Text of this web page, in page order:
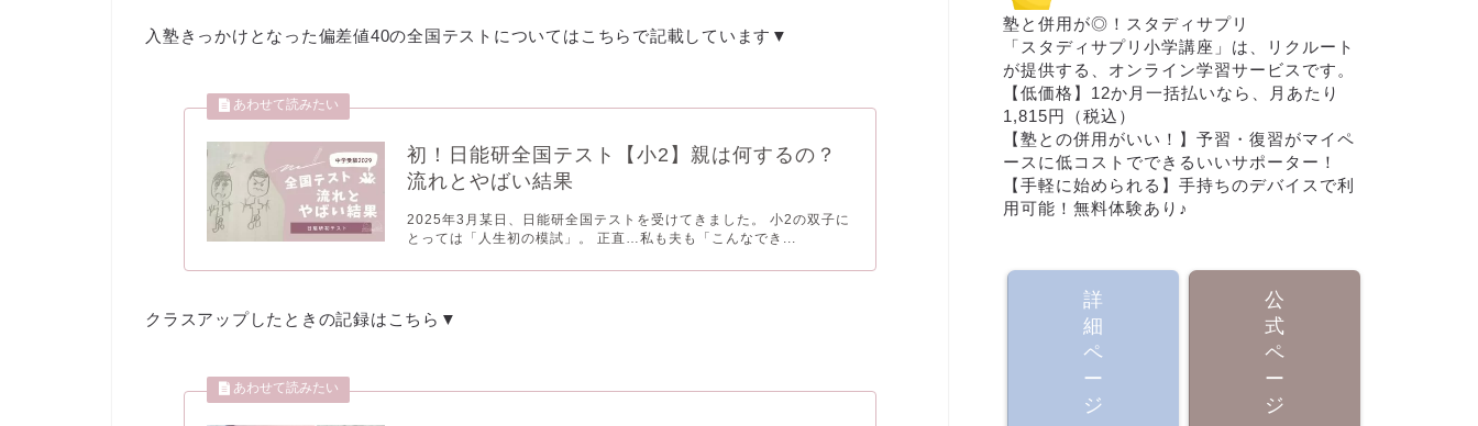
入塾きっかけとなった偏差値40の全国テストについてはこちらで記載しています▼
初！日能研全国テスト【小2】親は何するの？
流れとやばい結果
2025年3月某日、日能研全国テストを受けてきました。 小2の双子に
とっては「人生初の模試」。 正直…私も夫も「こんなでき...
クラスアップしたときの記録はこちら▼
塾と併用が◎！スタディサプリ
「スタディサプリ小学講座」は、リクルート
が提供する、オンライン学習サービスです。
【低価格】12か月一括払いなら、月あたり
1,815円（税込）
【塾との併用がいい！】予習・復習がマイペ
ースに低コストでできるいいサポーター！
【手軽に始められる】手持ちのデバイスで利
用可能！無料体験あり♪
詳
細
ペ
ー
ジ
公
式
ペ
ー
ジ